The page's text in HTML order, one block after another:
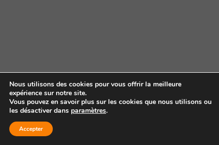
Nous utilisons des cookies pour vous offrir la meilleure
expérience sur notre site.
Vous pouvez en savoir plus sur les cookies que nous utilisons ou
les désactiver dans paramètres.
Accepter